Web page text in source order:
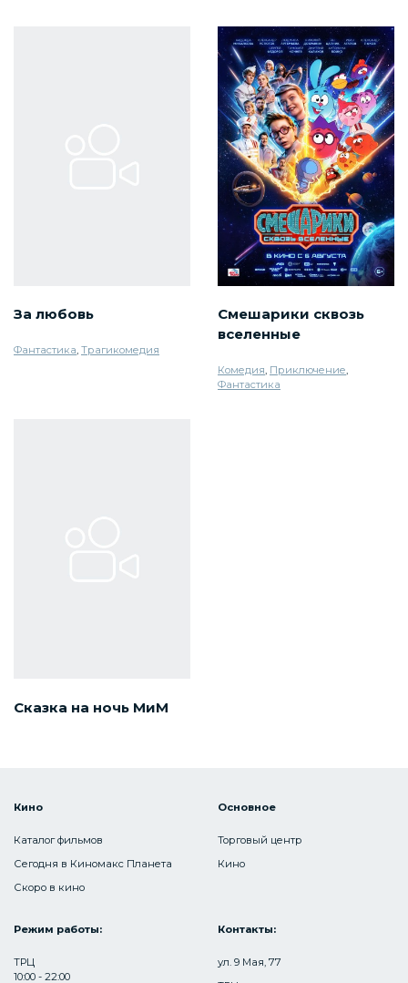
За любовь
Фантастика, Трагикомедия
Смешарики сквозь
вселенные
Комедия, Приключение,
Фантастика
Сказка на ночь МиМ
Кино
Каталог фильмов
Сегодня в Киномакс Планета
Скоро в кино
Основное
Торговый центр
Кино
Режим работы:
ТРЦ
10:00 - 22:00
Контакты:
ул. 9 Мая, 77